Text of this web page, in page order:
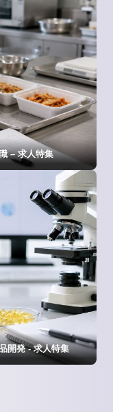
– 求人特集
開発 - 求人特集